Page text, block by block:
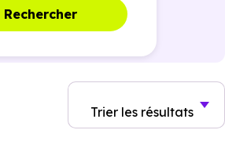
Rechercher
Trier les résultats